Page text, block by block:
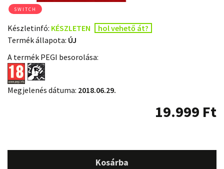
SWITCH
Készletinfó: KÉSZLETEN
hol vehető át?
Termék állapota: ÚJ
A termék PEGI besorolása:
Megjelenés dátuma: 2018.06.29.
19.999 Ft
Kosárba